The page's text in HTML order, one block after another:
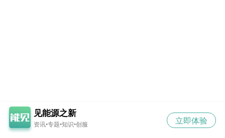
见能源之新
资讯•专题•知识•创服 立即体验